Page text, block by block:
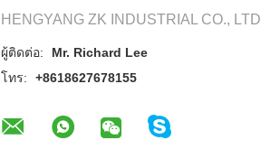
HENGYANG ZK INDUSTRIAL CO., LTD
ผู้ติดต่อ:
Mr. Richard Lee
โทร:
+8618627678155